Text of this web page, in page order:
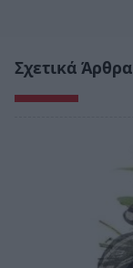
Σχετικά Άρθρα